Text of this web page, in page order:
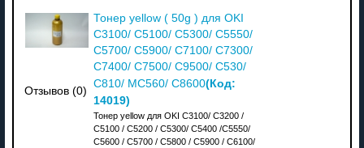
Отзывов (0)
Тонер yellow ( 50g ) для OKI
C3100/ C5100/ C5300/ C5550/
C5700/ C5900/ C7100/ C7300/
C7400/ C7500/ C9500/ C530/
C810/ MC560/ C8600(Код:
14019)
Тонер yellow для OKI C3100/ C3200 /
C5100 / C5200 / C5300/ C5400 /C5550/
C5600 / C5700 / C5800 / C5900 / C6100/